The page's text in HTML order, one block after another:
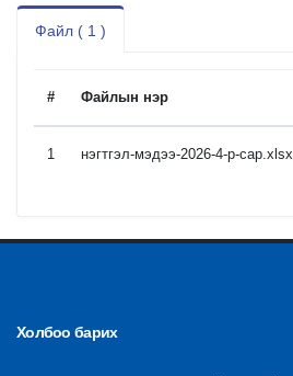
Файл ( 1 )
# Файлын нэр
1 нэгтгэл-мэдээ-2026-4-р-сар.xlsx
Холбоо барих